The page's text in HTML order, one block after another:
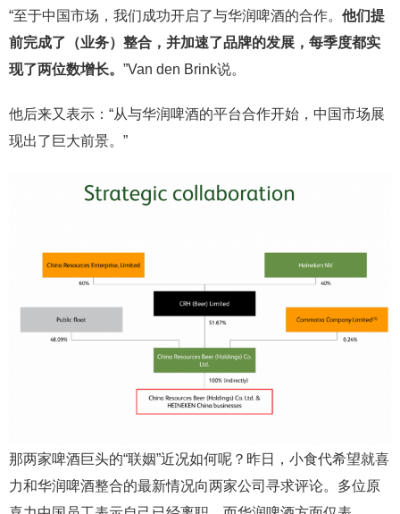
“至于中国市场，我们成功开启了与华润啤酒的合作。 他们提
前完成了（业务）整合，并加速了品牌的发展，每季度都实
现了两位数增长。 ”Van den Brink说。
他后来又表示：“从与华润啤酒的平台合作开始，中国市场展
现出了巨大前景。”
那两家啤酒巨头的“联姻”近况如何呢？昨日，小食代希望就喜
力和华润啤酒整合的最新情况向两家公司寻求评论。多位原